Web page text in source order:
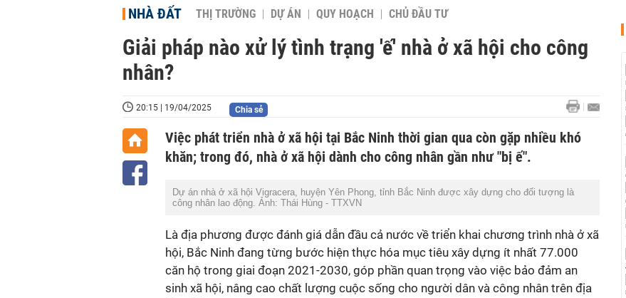
NHÀ ĐẤT THỊ TRƯỜNG DỰ ÁN QUY HOẠCH CHỦ ĐẦU TƯ
Giải pháp nào xử lý tình trạng 'ế' nhà ở xã hội cho công
nhân?
20:15 | 19/04/2025 Chia sẻ
Việc phát triển nhà ở xã hội tại Bắc Ninh thời gian qua còn gặp nhiều khó
khăn; trong đó, nhà ở xã hội dành cho công nhân gần như "bị ế".
Dự án nhà ở xã hội Vigracera, huyện Yên Phong, tỉnh Bắc Ninh được xây dựng cho đối tượng là
công nhân lao động. Ảnh: Thái Hùng - TTXVN
Là địa phương được đánh giá dẫn đầu cả nước về triển khai chương trình nhà ở xã
hội, Bắc Ninh đang từng bước hiện thực hóa mục tiêu xây dựng ít nhất 77.000
căn hộ trong giai đoạn 2021-2030, góp phần quan trọng vào việc bảo đảm an
sinh xã hội, nâng cao chất lượng cuộc sống cho người dân và công nhân trên địa